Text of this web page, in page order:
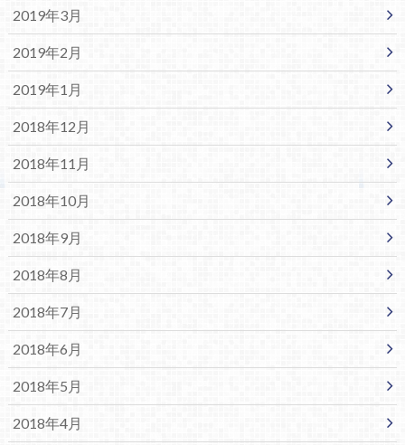
2019年3月
2019年2月
2019年1月
2018年12月
2018年11月
2018年10月
2018年9月
2018年8月
2018年7月
2018年6月
2018年5月
2018年4月